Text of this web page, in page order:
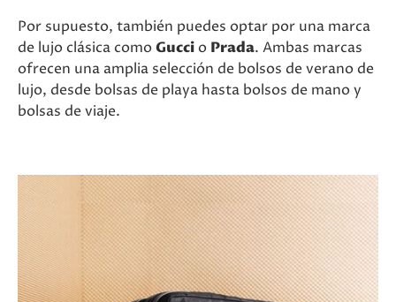
Por supuesto, también puedes optar por una marca
de lujo clásica comoGucci o Prada. Ambas marcas
ofrecen una amplia selección de bolsos de verano de
lujo, desde bolsas de playa hasta bolsos de mano y
bolsas de viaje.